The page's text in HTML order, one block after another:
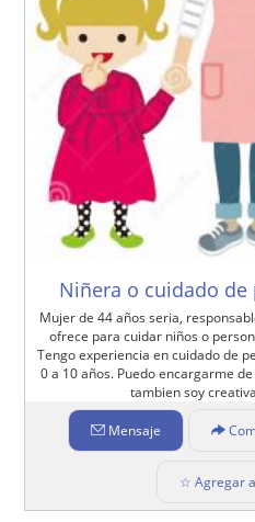
Niñera o cuidado de
Mujer de 44 años seria,
ofrece para cuidar niños o
Tengo experiencia en cuidado de
0 a 10 años. Puedo encargarme
tambien soy
Mensaje
☆ Agregar